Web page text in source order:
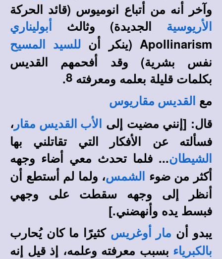
وآخر أنه من أتباع انوميوس (قائد الحركة
الأريوسية الجديدة) وثالث أبوليناري
Apollinarism (ينكر أن للسيد المسيح
نفس بشرية) وقد أفحمهم القديس
بكلمات قليلة بعلمه ومعرفته
.
مع
القديس مقاريوس
قال: [إنني مضيت إلى الأب القديس مقار ،
فسألته عن الأفكار التي تقاتلني بها
الشيطان... فلما تحدث معي أضاء وجهه
أكثر من ضوء
الشمس، ولما لم أستطع أن
أنظر إلى وجهه سقطت على وجهي
فبسط يده وأنهضني.]
يبدو أن مار أوغريس كثيرًا ما كان يُحارب
بالكبرياء بسبب معرفته وعلمه، إذ قيل إنه